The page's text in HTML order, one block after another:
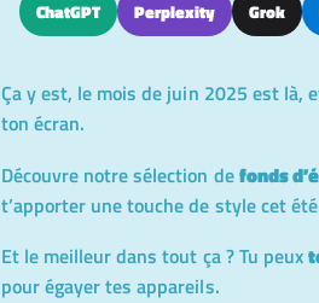
ChatGPT Perplexity Grok
Ça y est, le mois de juin 2025 est là,
ton écran.
Découvre notre sélection defonds
t’apporter une touche de style cet
Et le meilleur dans tout ça ? Tu peux
pour égayer tes appareils.